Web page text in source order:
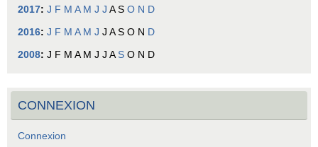
2017: J F M A M J J A S O N D
2016: J F M A M J J A S O N D
2008: J F M A M J J A S O N D
CONNEXION
Connexion